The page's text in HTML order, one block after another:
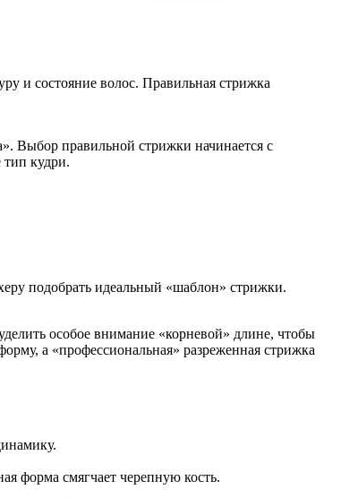
и состояние волос. Правильная стрижка
Выбор правильной стрижки начинается с
тип кудри.
подобрать идеальный «шаблон» стрижки.
особое внимание «корневой» длине, чтобы
а «профессиональная» разреженная стрижка
форма смягчает черепную кость.